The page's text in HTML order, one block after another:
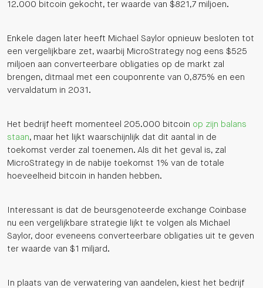
12.000 bitcoin gekocht, ter waarde van $821,7 miljoen.
Enkele dagen later heeft Michael Saylor opnieuw besloten tot
een vergelijkbare zet, waarbij MicroStrategy nog eens $525
miljoen aan converteerbare obligaties op de markt zal
brengen, ditmaal met een couponrente van 0,875% en een
vervaldatum in 2031.
Het bedrijf heeft momenteel 205.000 bitcoin op zijn balans
staan, maar het lijkt waarschijnlijk dat dit aantal in de
toekomst verder zal toenemen. Als dit het geval is, zal
MicroStrategy in de nabije toekomst 1% van de totale
hoeveelheid bitcoin in handen hebben.
Interessant is dat de beursgenoteerde exchange Coinbase
nu een vergelijkbare strategie lijkt te volgen als Michael
Saylor, door eveneens converteerbare obligaties uit te geven
ter waarde van $1 miljard.
In plaats van de verwatering van aandelen, kiest het bedrijf